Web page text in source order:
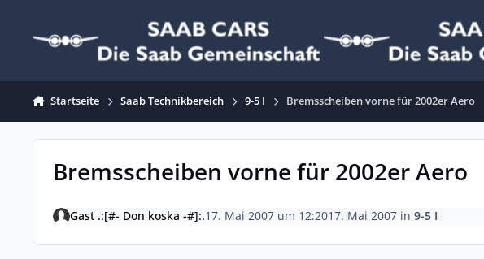
Startseite Saab Technikbereich 9-5 I Bremsscheiben vorne für 2002er Aero
Bremsscheiben vorne für 2002er Aero
Gast .:[#- Don koska -#]:.17. Mai 2007 um 12:2017. Mai 2007in 9-5 I